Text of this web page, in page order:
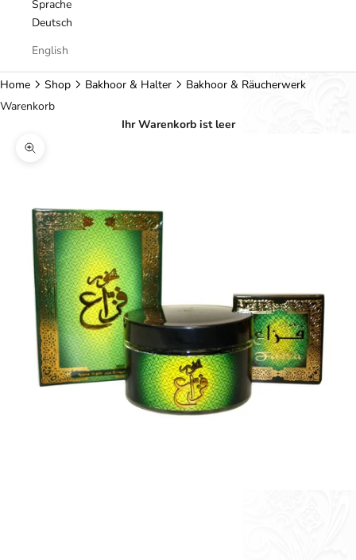
Sprache
Deutsch
English
Home Shop Bakhoor & Halter
Bakhoor & Räucherwerk
Warenkorb
Ihr Warenkorb ist leer
Bild vergrößern